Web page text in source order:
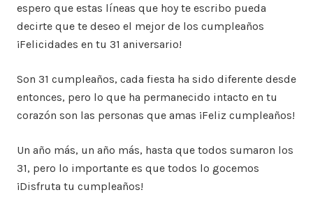
espero que estas líneas que hoy te escribo pueda
decirte que te deseo el mejor de los cumpleaños
¡Felicidades en tu 31 aniversario!
Son 31 cumpleaños, cada fiesta ha sido diferente desde
entonces, pero lo que ha permanecido intacto en tu
corazón son las personas que amas ¡Feliz cumpleaños!
Un año más, un año más, hasta que todos sumaron los
31, pero lo importante es que todos lo gocemos
¡Disfruta tu cumpleaños!